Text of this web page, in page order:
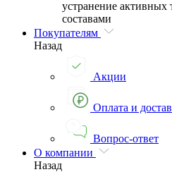
устранение
составами
Покупателям
Назад
Акции
Оплата и
Вопрос-ответ
О компании
Назад